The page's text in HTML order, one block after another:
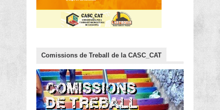
Comissions de Treball de la CASC_CAT